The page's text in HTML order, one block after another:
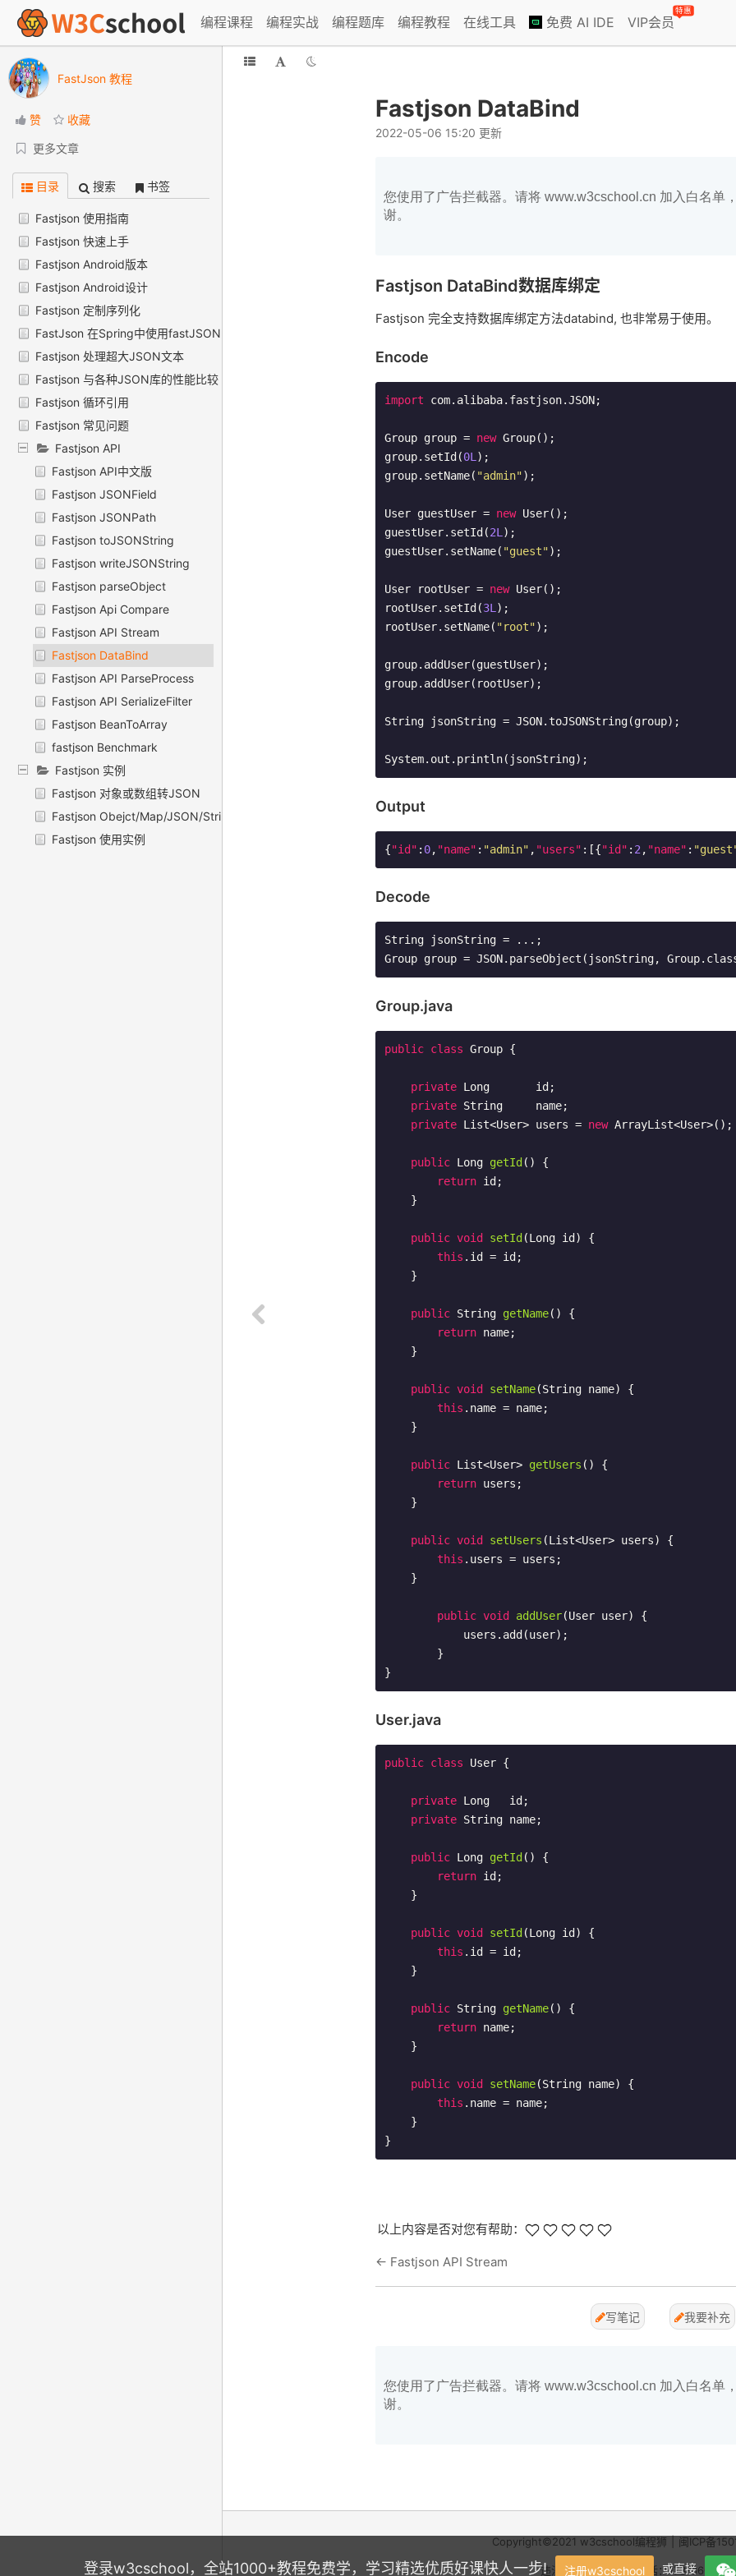
编程课程 编程实战 编程题库 编程教程 在线工具 免费 AI IDE VIP会员
特惠
FastJson 教程
赞 收藏
更多文章
目录 搜索 书签
Fastjson 使用指南
Fastjson 快速上手
Fastjson Android版本
Fastjson Android设计
Fastjson 定制序列化
FastJson 在Spring中使用fastJSON
Fastjson 处理超大JSON文本
Fastjson 与各种JSON库的性能比较
Fastjson 循环引用
Fastjson 常见问题
Fastjson API
Fastjson API中文版
Fastjson JSONField
Fastjson JSONPath
Fastjson toJSONString
Fastjson writeJSONString
Fastjson parseObject
Fastjson Api Compare
Fastjson API Stream
Fastjson DataBind
Fastjson API ParseProcess
Fastjson API SerializeFilter
Fastjson BeanToArray
fastjson Benchmark
Fastjson 实例
Fastjson 对象或数组转JSON
Fastjson Obejct/Map/JSON/String 互转
Fastjson 使用实例
Fastjson DataBind
2022-05-06 15:20 更新
您使用了广告拦截器。请将 www.w3cschool.cn 加入白名单
谢。
Fastjson DataBind数据库绑定
Fastjson 完全支持数据库绑定方法databind, 也非常易于使用。
Encode
import com.alibaba.fastjson.JSON;
Group group = new Group();
group.setId(0L );
group.setName( "admin");
User guestUser = new User();
guestUser.setId(2L );
guestUser.setName( "guest");
User rootUser = new User();
rootUser.setId(3L );
rootUser.setName( "root");
group.addUser(guestUser);
group.addUser(rootUser);
String jsonString = JSON.toJSONString(group);
Output
{"id" : 0, "name" : "admin" , "users" :[{"id" : 2 , "name" :
Decode
String jsonString = ...;
Group.java
public class Group {
private Long       id;
private String     name;
private List<User> users = new ArrayList<User>();
public Long getId ()
{
return id;
public void setId (Long id)
{
this .id = id;
public String getName()
{
return name;
public void setName(String name)
{
this .name = name;
public List<User> getUsers ()
{
return users;
public void setUsers (List<User> users)
{
this .users = users;
public void addUser(User user)
{
User.java
public class User {
private Long   id;
private String name;
public Long getId ()
{
return id;
public void setId (Long id)
{
this .id = id;
public String getName()
{
return name;
public void setName(String name)
{
this .name = name;
}
以上内容是否对您有帮助：
← Fastjson API Stream
写笔记 我要补充
您使用了广告拦截器。请将 www.w3cschool.cn 加入白名单
谢。
Copyright©2021 w3cschool编程狮 闽ICP备
违法和不良信息举报电话：173-0602-
登录w3cschool，全站1000+教程免费学，学习精选优质好课快人一步! 注册w3cschool 或直接